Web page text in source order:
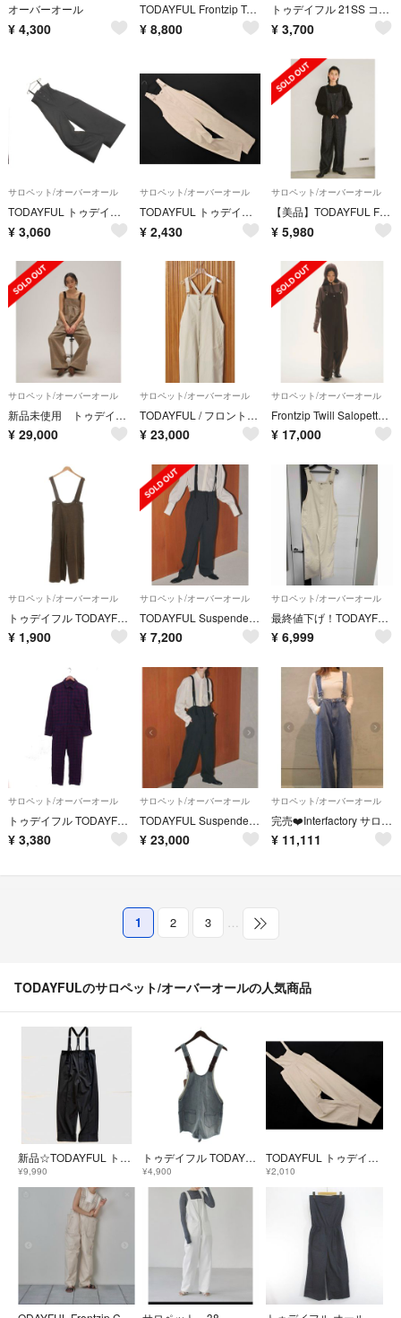
オーバーオール
¥ 4,300
TODAYFUL Frontzip Twil Salopette サロペット 黒 完売 人気 オールインワン オーバオール
¥ 8,800
トゥデイフル 21SS コットンスリムサロペット 38 茶 ブラウン
¥ 3,700
サロペット/オーバーオール
TODAYFUL トゥデイフル リネン混 2WAY オールインワン サロペット オーバーオール size36/黒 ■◇ レディース
¥ 3,060
サロペット/オーバーオール
TODAYFUL トゥデイフル コットン スリム サロペット オーバーオール size36/アイボリー ■◇ レディース
¥ 2,430
サロペット/オーバーオール
【美品】TODAYFUL Front Zip Salopette オーバーオール
¥ 5,980
サロペット/オーバーオール
新品未使用 トゥデイフル Check Wide Combinaison
¥ 29,000
サロペット/オーバーオール
TODAYFUL / フロントジップツイルサロペット
¥ 23,000
サロペット/オーバーオール
Frontzip Twill Salopette 38
¥ 17,000
サロペット/オーバーオール
トゥデイフル TODAYFUL スラブツイルサロペット オールインワン 38
¥ 1,900
サロペット/オーバーオール
TODAYFUL Suspenders Highwaist Pants
¥ 7,200
サロペット/オーバーオール
最終値下げ！TODAYFUL★コットンスリムサロペット オーバーオール
¥ 6,999
サロペット/オーバーオール
トゥデイフル TODAYFUL チェック オールインワン つなぎ ロング 綿
¥ 3,380
サロペット/オーバーオール
TODAYFUL Suspenders Pants
¥ 23,000
サロペット/オーバーオール
完売❤️Interfactory サロペット S yan
¥ 11,111
1 2 3 …
TODAYFULのサロペット/オーバーオールの人気商品
新品☆TODAYFUL トゥデイフル サスペンダーハイウエストパンツ ワイド
¥9,990
トゥデイフル TODAYFUL デニムオーバーオール 38 水色 ショート丈
¥4,900
TODAYFUL トゥデイフル ウォッシュド ツイル サロペット オーバーオール size36/アイボリー ■◇ レディース
¥2,010